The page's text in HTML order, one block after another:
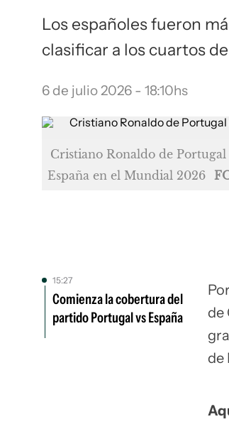
Los españoles fueron
clasificar a los cuartos
6 de julio 2026 - 18:10hs
Cristiano Ronaldo de
España en el Mundial 2026
15:27
Comienza la cobertura del
partido Portugal vs España
de
de